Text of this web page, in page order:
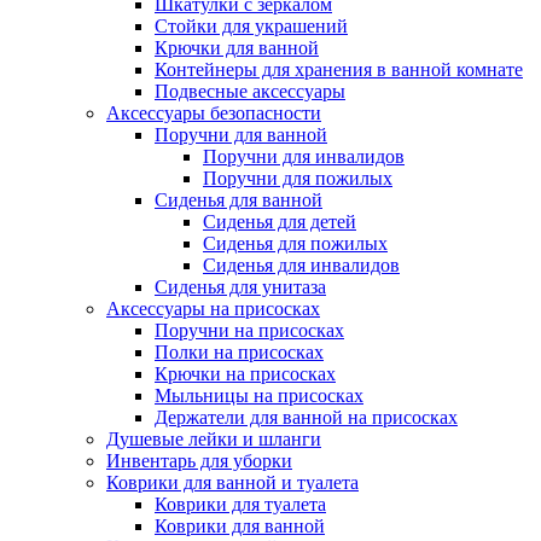
Шкатулки с зеркалом
Стойки для украшений
Крючки для ванной
Контейнеры для хранения в ванной комнате
Подвесные аксессуары
Аксессуары безопасности
Поручни для ванной
Поручни для инвалидов
Поручни для пожилых
Сиденья для ванной
Сиденья для детей
Сиденья для пожилых
Сиденья для инвалидов
Сиденья для унитаза
Аксессуары на присосках
Поручни на присосках
Полки на присосках
Крючки на присосках
Мыльницы на присосках
Держатели для ванной на присосках
Душевые лейки и шланги
Инвентарь для уборки
Коврики для ванной и туалета
Коврики для туалета
Коврики для ванной